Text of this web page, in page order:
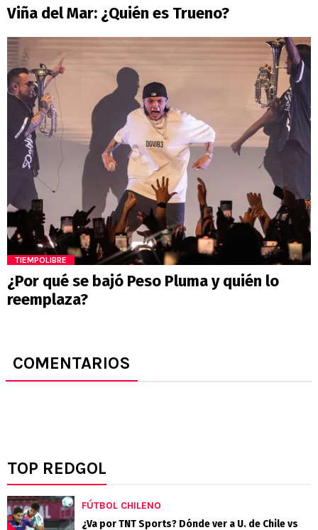
Viña del Mar: ¿Quién es Trueno?
TIEMPOLIBRE
¿Por qué se bajó Peso Pluma y quién lo
reemplaza?
COMENTARIOS
TOP REDGOL
FÚTBOL CHILENO
¿Va por TNT Sports? Dónde ver a U. de Chile vs